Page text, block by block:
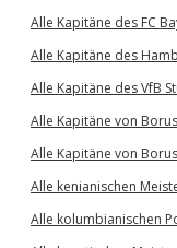
Alle Kapitäne des FC
Alle Kapitäne des
Alle Kapitäne des VfB
Alle Kapitäne von
Alle Kapitäne von
Alle kenianischen
Alle kolumbianischen